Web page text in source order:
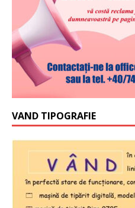
VAND TIPOGRAFIE